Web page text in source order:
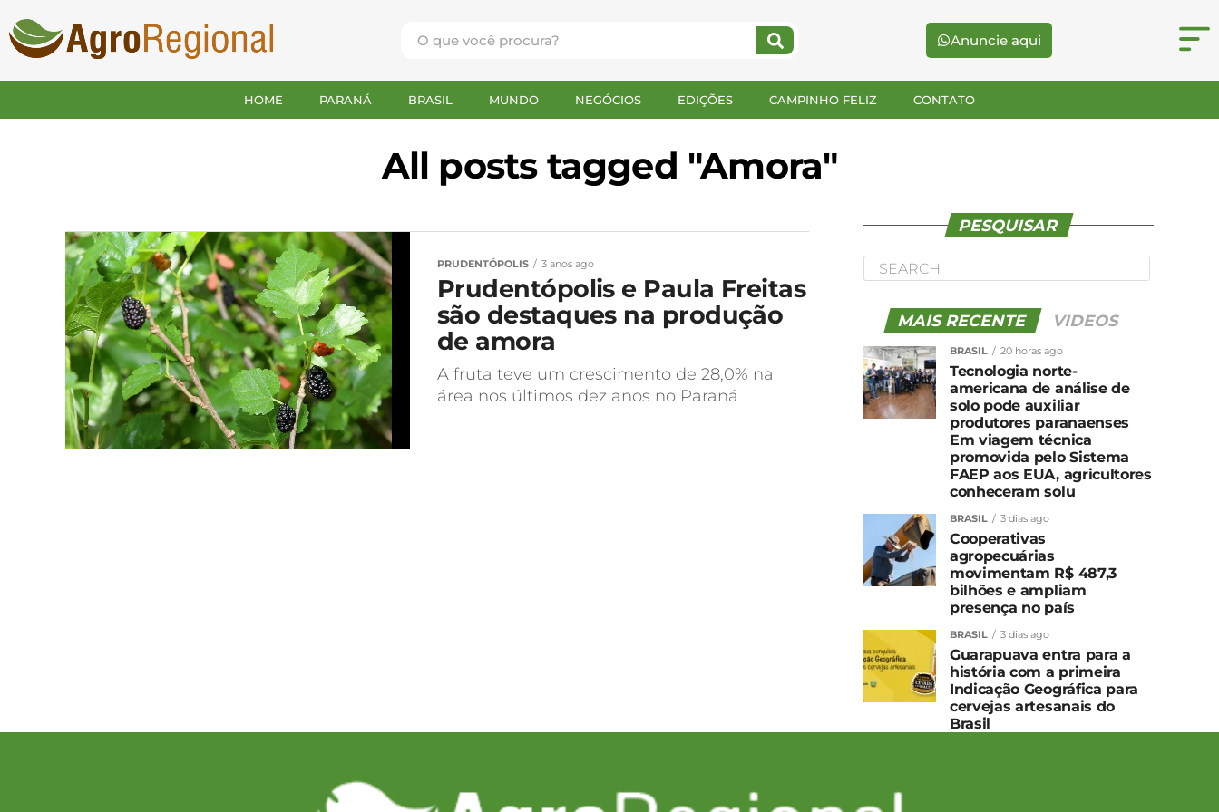
Anuncie aqui
HOME PARANÁ BRASIL MUNDO NEGÓCIOS EDIÇÕES CAMPINHO FELIZ CONTATO
All posts tagged "Amora"
PRUDENTÓPOLIS 3 anos ago
Prudentópolis e Paula Freitas
são destaques na produção
de amora
A fruta teve um crescimento de 28,0% na
área nos últimos dez anos no Paraná
PESQUISAR
MAIS RECENTE VIDEOS
BRASIL 20 horas ago
Tecnologia norte-
americana de análise de
solo pode auxiliar
produtores paranaenses
Em viagem técnica
promovida pelo Sistema
FAEP aos EUA, agricultores
conheceram solu
BRASIL 3 dias ago
Cooperativas
agropecuárias
movimentam R$ 487,3
bilhões e ampliam
presença no país
BRASIL 3 dias ago
Guarapuava entra para a
história com a primeira
Indicação Geográfica para
cervejas artesanais do
Brasil